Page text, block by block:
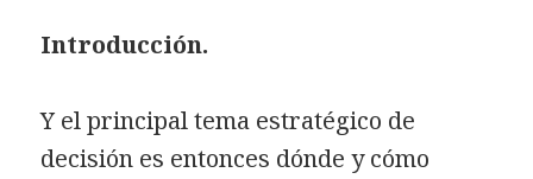
Introducción.
Y el principal tema estratégico de
decisión es entonces dónde y cómo